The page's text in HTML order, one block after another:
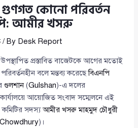
গুণগত কোনো পরিবর্তন
আমীর খসরু
/ By Desk Report
প্রস্তাবিত বাজেটকে আগের মতোই
বলে মন্তব্য করেছেবিএনপি
গুলশান(Gulshan)-এ দলের
আয়োজিত সংবাদ সম্মেলনে এই
কমিটির সদস্যআমীর খসরু মাহমুদ চৌধুরী
)।